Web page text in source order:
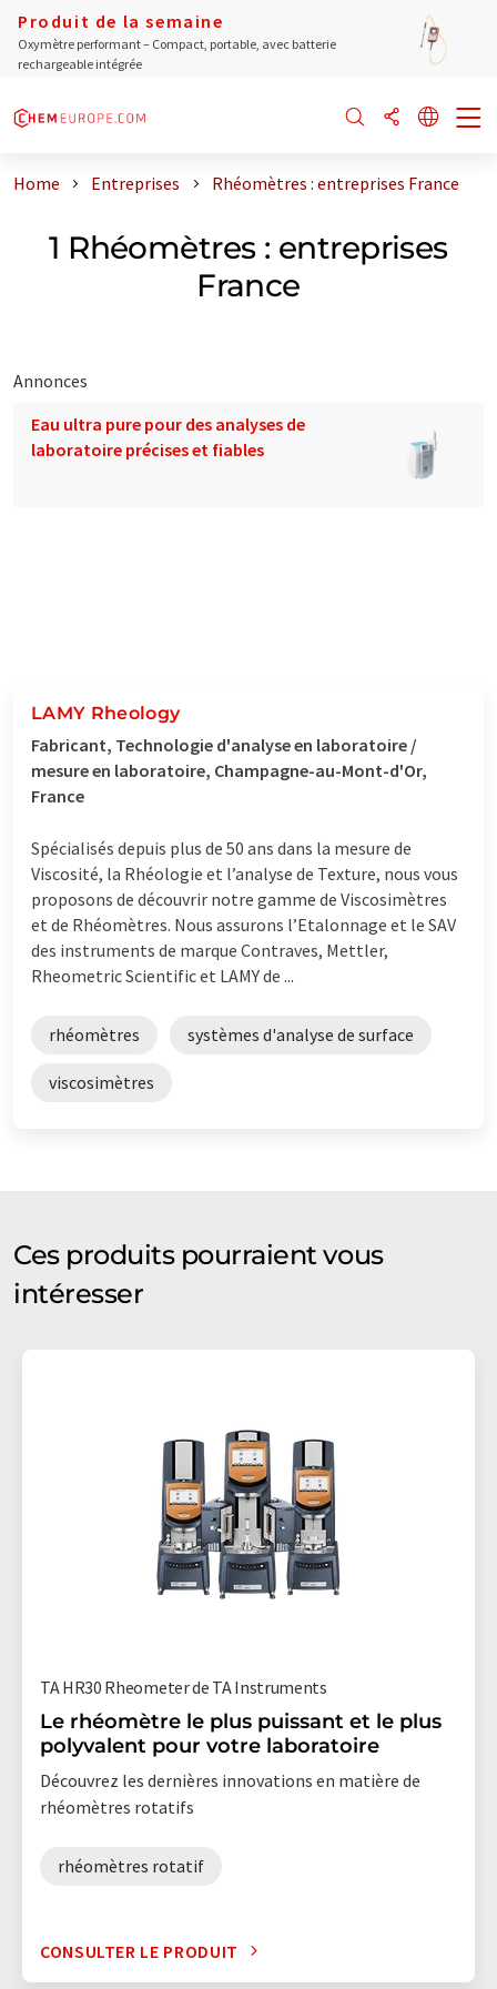
Produit de la semaine
Oxymètre performant – Compact, portable, avec batterie
rechargeable intégrée
Home Entreprises Rhéomètres : entreprises France
1 Rhéomètres : entreprises
France
Annonces
Eau ultra pure pour des analyses de
laboratoire précises et fiables
LAMY Rheology
Fabricant, Technologie d'analyse en laboratoire /
mesure en laboratoire, Champagne-au-Mont-d'Or,
France
Spécialisés depuis plus de 50 ans dans la mesure de
Viscosité, la Rhéologie et l’analyse de Texture, nous vous
proposons de découvrir notre gamme de Viscosimètres
et de Rhéomètres. Nous assurons l’Etalonnage et le SAV
des instruments de marque Contraves, Mettler,
Rheometric Scientific et LAMY de ...
rhéomètres systèmes d'analyse de surface
viscosimètres
Ces produits pourraient vous
intéresser
TA HR30 Rheometer de TA Instruments
Le rhéomètre le plus puissant et le plus
polyvalent pour votre laboratoire
Découvrez les dernières innovations en matière de
rhéomètres rotatifs
rhéomètres rotatif
CONSULTER LE PRODUIT